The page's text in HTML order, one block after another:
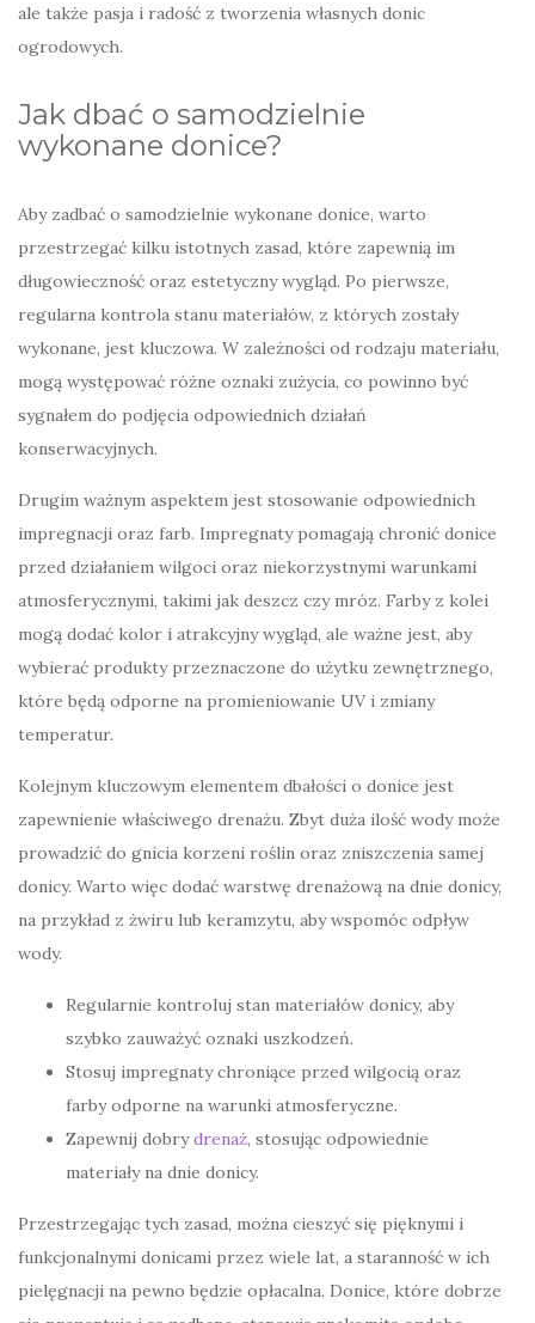
ale także pasja i radość z tworzenia własnych donic
ogrodowych.
Jak dbać o samodzielnie
wykonane donice?
Aby zadbać o samodzielnie wykonane donice, warto
przestrzegać kilku istotnych zasad, które zapewnią im
długowieczność oraz estetyczny wygląd. Po pierwsze,
regularna kontrola stanu materiałów, z których zostały
wykonane, jest kluczowa. W zależności od rodzaju materiału,
mogą występować różne oznaki zużycia, co powinno być
sygnałem do podjęcia odpowiednich działań
konserwacyjnych.
Drugim ważnym aspektem jest stosowanie odpowiednich
impregnacji oraz farb. Impregnaty pomagają chronić donice
przed działaniem wilgoci oraz niekorzystnymi warunkami
atmosferycznymi, takimi jak deszcz czy mróz. Farby z kolei
mogą dodać kolor i atrakcyjny wygląd, ale ważne jest, aby
wybierać produkty przeznaczone do użytku zewnętrznego,
które będą odporne na promieniowanie UV i zmiany
temperatur.
Kolejnym kluczowym elementem dbałości o donice jest
zapewnienie właściwego drenażu. Zbyt duża ilość wody może
prowadzić do gnicia korzeni roślin oraz zniszczenia samej
donicy. Warto więc dodać warstwę drenażową na dnie donicy,
na przykład z żwiru lub keramzytu, aby wspomóc odpływ
wody.
Regularnie kontroluj stan materiałów donicy, aby
szybko zauważyć oznaki uszkodzeń.
Stosuj impregnaty chroniące przed wilgocią oraz
farby odporne na warunki atmosferyczne.
Zapewnij dobrydrenaż, stosując odpowiednie
materiały na dnie donicy.
Przestrzegając tych zasad, można cieszyć się pięknymi i
funkcjonalnymi donicami przez wiele lat, a staranność w ich
pielęgnacji na pewno będzie opłacalna. Donice, które dobrze